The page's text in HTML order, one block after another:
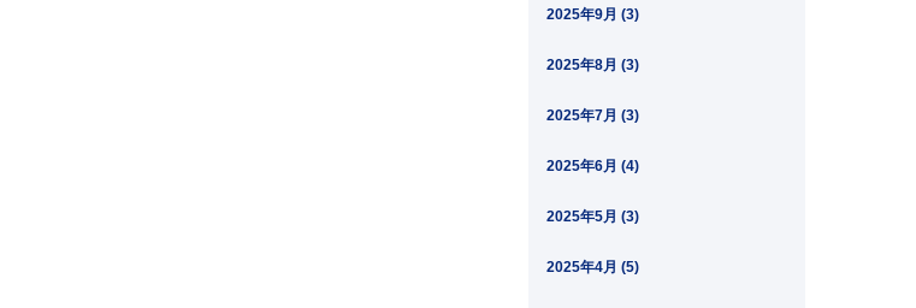
2025年9月 (3)
2025年8月 (3)
2025年7月 (3)
2025年6月 (4)
2025年5月 (3)
2025年4月 (5)